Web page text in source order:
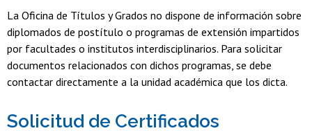
La Oficina de Títulos y Grados no dispone de información sobre
diplomados de postítulo o programas de extensión impartidos
por facultades o institutos interdisciplinarios. Para solicitar
documentos relacionados con dichos programas, se debe
contactar directamente a la unidad académica que los dicta.
Solicitud de Certificados